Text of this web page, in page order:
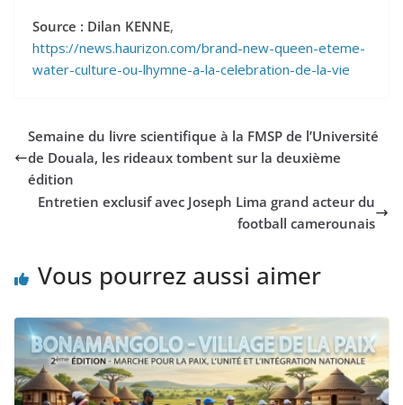
Source : Dilan KENNE,
https://news.haurizon.com/brand-new-queen-eteme-
water-culture-ou-lhymne-a-la-celebration-de-la-vie
Semaine du livre scientifique à la FMSP de l’Université
de Douala, les rideaux tombent sur la deuxième
édition
Entretien exclusif avec Joseph Lima grand acteur du
football camerounais
Vous pourrez aussi aimer